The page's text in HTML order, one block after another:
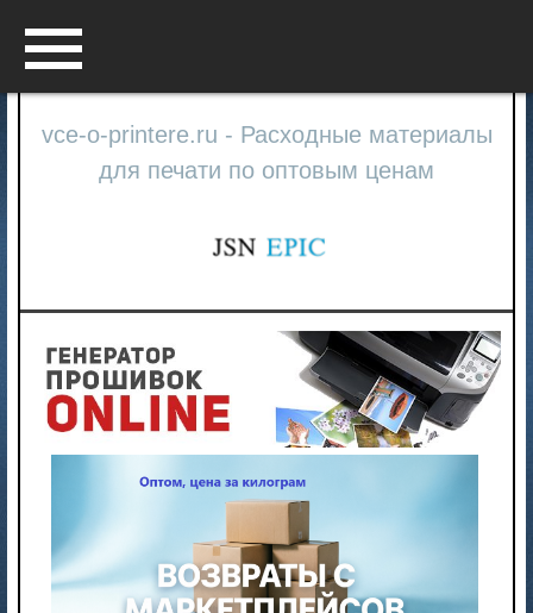
vce-o-printere.ru - Расходные материалы
для печати по оптовым ценам